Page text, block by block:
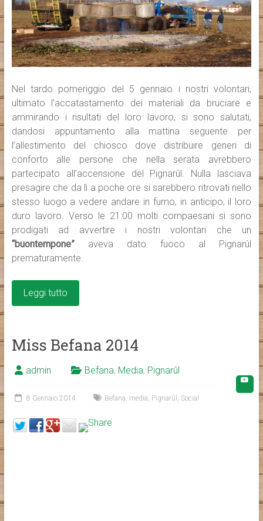
Nel tardo pomeriggio del 5 gennaio i nostri volontari,
ultimato l’accatastamento dei materiali da bruciare e
ammirando i risultati del loro lavoro, si sono salutati,
dandosi appuntamento alla mattina seguente per
l’allestimento del chiosco dove distribuire generi di
conforto alle persone che nella serata avrebbero
partecipato all’accensione del Pignarûl. Nulla lasciava
presagire che da lì a poche ore si sarebbero ritrovati nello
stesso luogo a vedere andare in fumo, in anticipo, il loro
duro lavoro. Verso le 21:00 molti compaesani si sono
prodigati ad avvertire i nostri volontari che un
“buontempone”aveva dato fuoco al Pignarûl
prematuramente.
Leggi tutto
Miss Befana 2014
admin Befana, Media, Pignarûl
8 Gennaio 2014 Befana, media, Pignarûl , Social